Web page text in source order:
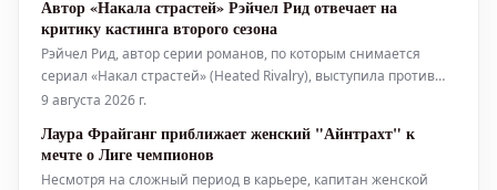
Автор «Накала страстей» Рэйчел Рид отвечает на
критику кастинга второго сезона
Рэйчел Рид, автор серии романов, по которым снимается
сериал «Накал страстей» (Heated Rivalry), выступила против
негативных комментариев, касающихся кастинга актеров для
Instagram, чтобы присоединиться к онлайн-дебатам о выборе
исполнителе
9 августа 2026 г.
Лаура Фрайганг приближает женский "Айнтрахт" к
мечте о Лиге чемпионов
Несмотря на сложный период в карьере, капитан женской